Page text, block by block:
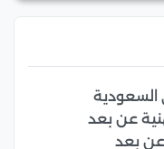
عن بعد
عن بعد